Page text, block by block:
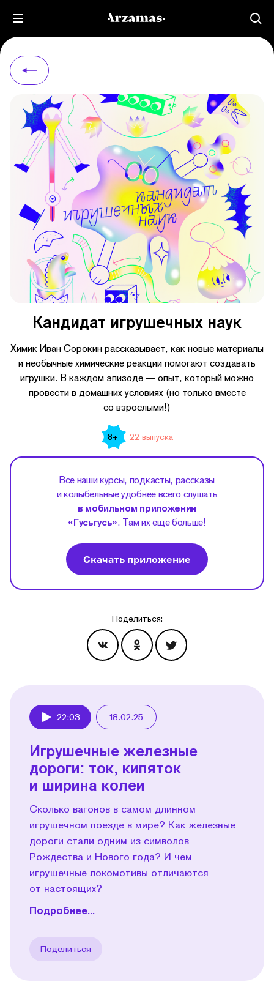
Кандидат игрушечных наук
Химик Иван Сорокин рассказывает, как новые материалы
и необычные химические реакции помогают создавать
игрушки. В каждом эпизоде — опыт, который можно
провести в домашних условиях (но только вместе
со взрослыми!)
8+ 22 выпуска
Все наши курсы, подкасты, рассказы
и колыбельные удобнее всего слушать
в мобильном приложении
«Гусьгусь». Там их еще больше!
Скачать приложение
Поделиться:
22:03 18.02.25
Игрушечные железные
дороги: ток, кипяток
и ширина колеи
Сколько вагонов в самом длинном
игрушечном поезде в мире? Как железные
дороги стали одним из символов
Рождества и Нового года? И чем
игрушечные локомотивы отличаются
от настоящих?
Подробнее...
Поделиться